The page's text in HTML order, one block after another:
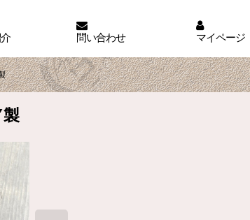
問い合わせ マイページ